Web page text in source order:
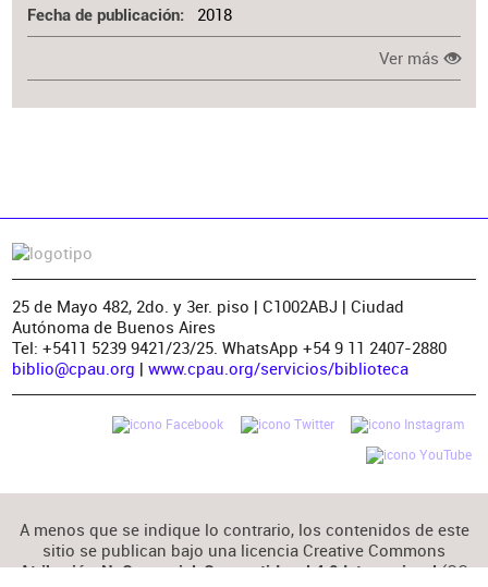
Fecha de publicación 2018
Ver más
25 de Mayo 482, 2do. y 3er. piso | C1002ABJ | Ciudad
Autónoma de Buenos Aires
Tel: +5411 5239 9421/23/25. WhatsApp +54 9 11 2407-2880
biblio@cpau.org | www.cpau.org/servicios/biblioteca
A menos que se indique lo contrario, los contenidos de este
sitio se publican bajo una licencia Creative Commons
Atribución-NoComercial-CompartirIgual 4.0 Internacional(CC